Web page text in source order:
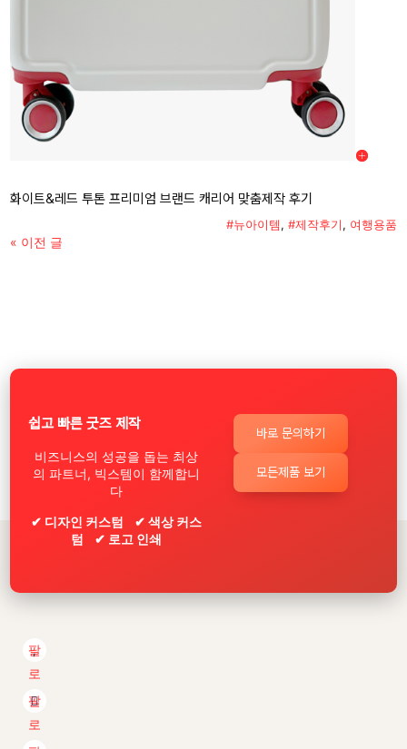
화이트&레드 투톤 프리미엄 브랜드 캐리어 맞춤제작 후기
#뉴아이템, #제작후기, 여행용품
« 이전 글
쉽고 빠른 굿즈 제작
비즈니스의 성공을 돕는 최상
의 파트너, 빅스템이 함께합니
다
✔ 디자인 커스텀 ✔ 색상 커스
텀 ✔ 로고 인쇄
바로 문의하기
모든제품 보기
팔
로
우
팔
로